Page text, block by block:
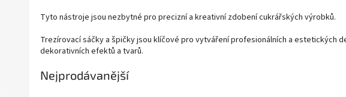
Tyto nástroje jsou nezbytné pro precizní a kreativní zdobení cukrářských výrobků.
Trezírovací sáčky a špičky jsou klíčové pro vytváření profesionálních a estetických
dekorativních efektů a tvarů.
Nejprodávanější